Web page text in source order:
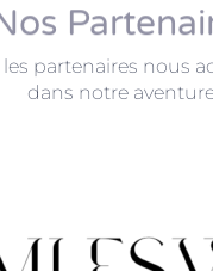
les partenaires nous
dans notre